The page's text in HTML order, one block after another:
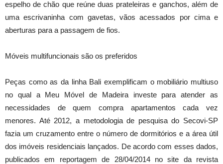
espelho de chão que reúne duas prateleiras e ganchos, além de
uma escrivaninha com gavetas, vãos acessados por cima e
aberturas para a passagem de fios.
Móveis multifuncionais são os preferidos
Peças como as da linha Bali exemplificam o mobiliário multiuso
no qual a Meu Móvel de Madeira investe para atender as
necessidades de quem compra apartamentos cada vez
menores. Até 2012, a metodologia de pesquisa do Secovi-SP
fazia um cruzamento entre o número de dormitórios e a área útil
dos imóveis residenciais lançados. De acordo com esses dados,
publicados em reportagem de 28/04/2014 no site da revista